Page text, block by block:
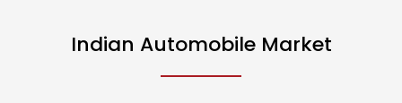
Indian Automobile Market